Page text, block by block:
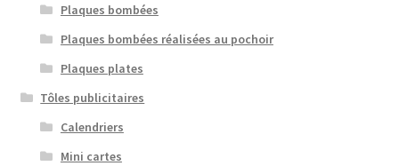
Plaques bombées
Plaques bombées réalisées au pochoir
Plaques plates
Tôles publicitaires
Calendriers
Mini cartes